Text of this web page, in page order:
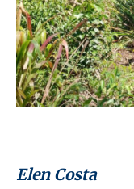
Elen Costa